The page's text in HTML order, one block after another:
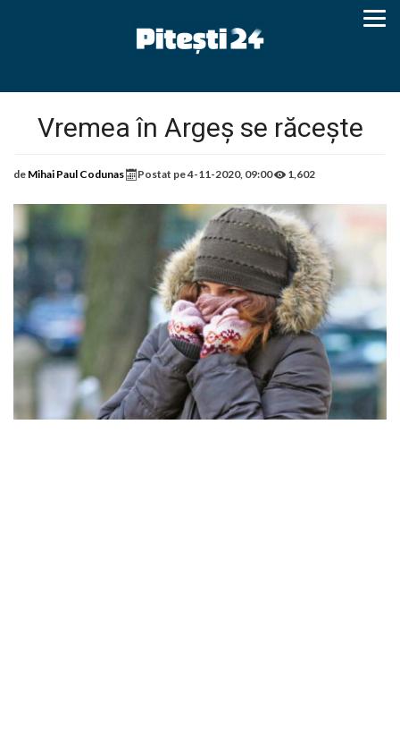
Vremea în Argeș se răcește
de Mihai Paul Codunas Postat pe4-11-2020, 09:00 1,602